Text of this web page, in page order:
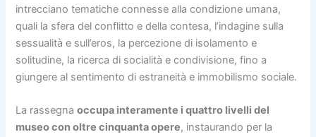
intrecciano tematiche connesse alla condizione umana,
quali la sfera del conflitto e della contesa, l’indagine sulla
sessualità e sull’eros, la percezione di isolamento e
solitudine, la ricerca di socialità e condivisione, fino a
giungere al sentimento di estraneità e immobilismo sociale.
La rassegnaoccupa interamente i quattro livelli del
museo con oltre cinquanta opere, instaurando per la